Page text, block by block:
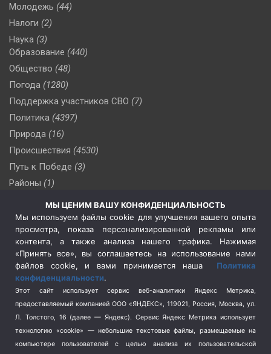
Молодежь (44)
Налоги (2)
Наука (3)
Образование (440)
Общество (48)
Погода (1280)
Поддержка участников СВО (7)
Политика (4397)
Природа (16)
Происшествия (4530)
Путь к Победе (3)
Районы (1)
(510)
Сельское хозяйство (3)
Социальная политика
(3)
Спецоперация в Украине
Спецоперация на Украине
(404)
Спорт (740)
Терроризм (1)
Транспорт (262)
Туризм (178)
МЫ ЦЕНИМ ВАШУ КОНФИДЕНЦИАЛЬНОСТЬ
Мы используем файлы cookie для улучшения вашего опыта
просмотра, показа персонализированной рекламы или
контента, а также анализа нашего трафика. Нажимая
«Принять все», вы соглашаетесь на использование нами
файлов cookie, и вами принимается наша Политика
конфиденциальности.
Этот сайт использует сервис веб-аналитики Яндекс Метрика,
предоставляемый компанией ООО «ЯНДЕКС», 119021, Россия, Москва, ул.
Л. Толстого, 16 (далее — Яндекс). Сервис Яндекс Метрика использует
технологию «cookie» — небольшие текстовые файлы, размещаемые на
компьютере пользователей с целью анализа их пользовательской